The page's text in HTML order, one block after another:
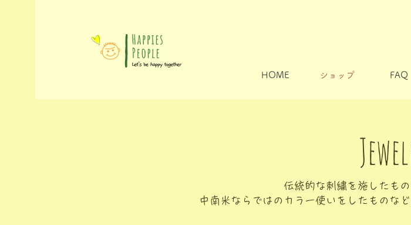
HOME ショップ FAQ
伝統的な刺繍を施したも
中南米ならではのカラー使いをしたものな